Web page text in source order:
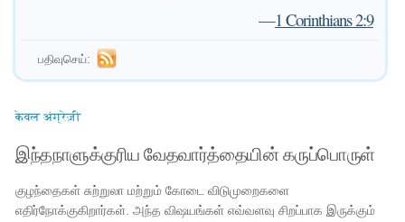
—1 Corinthians 2:9
பதிவுசெய்:
केवल अंग्रेज़ी
இந்தநாளுக்குரிய வேதவார்த்தையின் கருப்பொருள்
குழந்தைகள் சுற்றுலா மற்றும் கோடை விடுமுறைகளை
எதிர்நோக்குகிறார்கள். அந்த விஷயங்கள் எவ்வளவு சிறப்பாக இருக்கும்